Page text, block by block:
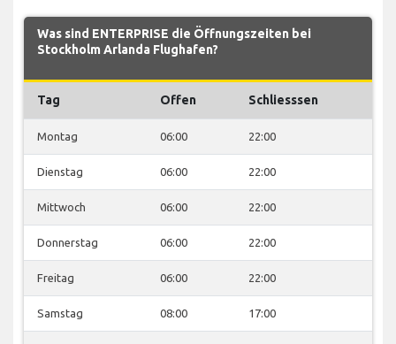
Was sind ENTERPRISE die Öffnungszeiten bei
Stockholm Arlanda Flughafen?
Tag Offen Schliesssen
Montag 06:00 22:00
Dienstag 06:00 22:00
Mittwoch 06:00 22:00
Donnerstag 06:00 22:00
Freitag 06:00 22:00
Samstag 08:00 17:00